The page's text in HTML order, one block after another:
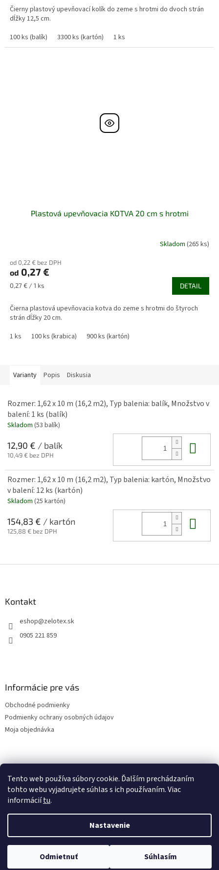
Tento web používa súbory cookie. Ďalším prechádzaním
tohto webu vyjadrujete súhlas s ich používaním. Viac
informáciítu.
Nastavenie
Odmietnuť Súhlasím
Čierny plastový upevňovací kolík do zeme s hrotmi do dvoch strán
dĺžky 12,5 cm.
100 ks (balík)
3300 ks (kartón) 1 ks
Plastová upevňovacia KOTVA 20 cm s hrotmi
Skladom (265 ks)
od 0,22 € bez DPH
od 0,27 €
Jednotková
0,27 € / 1 ks DETAIL
Čierna plastová upevňovacia kotva do zeme s hrotmi do štyroch
strán dĺžky 20 cm.
1 ks
100 ks (krabica) 900 ks (kartón)
Varianty Popis Diskusia
Rozmer: 1,62 x 10 m (16,2 m2), Typ balenia: balík, Množstvo v
balení: 1 ks (balík)
Skladom (53 balík)
12,90 € / balík
10,49 € bez DPH
Rozmer: 1,62 x 10 m (16,2 m2), Typ balenia: kartón, Množstvo
v balení: 12 ks (kartón)
Skladom (25 kartón)
154,83 € / kartón
125,88 € bez DPH
Kontakt
eshop@zelotex.sk
0905 221 859
Informácie pre vás
Obchodné podmienky
Podmienky ochrany osobných údajov
Moja objednávka
0KS / 0 €
Vytvoril Shoptet
Copyright 2026ZELOTEX SK . Všetky práva vyhradené.